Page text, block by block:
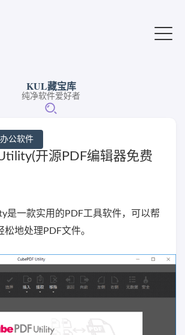
KUL藏宝库
纯净软件爱好者
办公软件
开源PDF编辑器免费
是一款实用的PDF工具软件，可以帮
地处理PDF文件。